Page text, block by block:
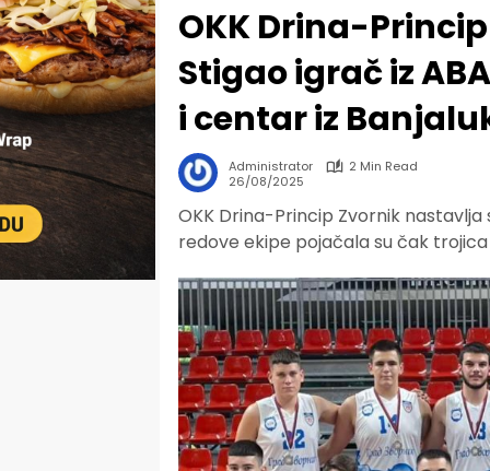
OKK Drina-
Stigao igrač iz
i centar iz
Administrator
2 Min Read
26/08/2025
OKK Drina-Princip Zvornik
redove ekipe pojačala su čak